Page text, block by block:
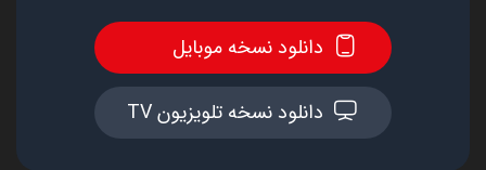
دانلود نسخه موبایل
دانلود نسخه تلویزیون TV